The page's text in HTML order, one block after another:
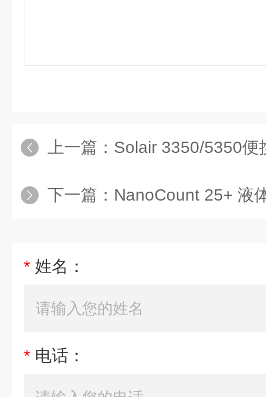
上一篇： Solair 3350/5350便
下一篇： NanoCount 25+ 液
* 姓名：
* 电话：